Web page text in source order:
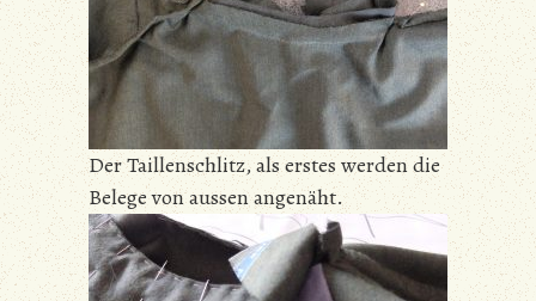
Der Taillenschlitz, als erstes werden die
Belege von aussen angenäht.